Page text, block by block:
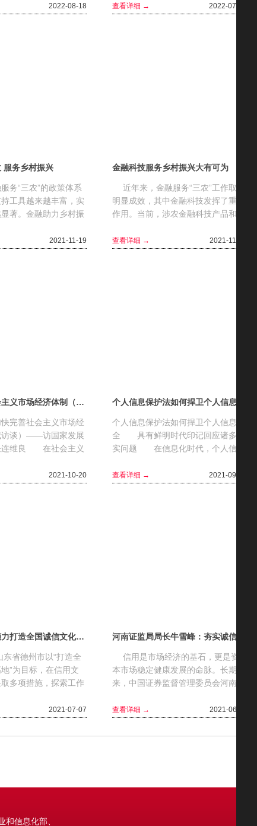
明网的...
2022-08-18
环境优化升级的重要抓手，不断健
查看详细 → 2022-07-14
服务乡村振兴
务“三农”的政策体系
工具越来越丰富，实
著。金融助力乡村振
中国财...
2021-11-19
金融科技服务乡村振兴大有可为
近年来，金融服务“三农”工作取得
明显成效，其中金融科技发挥了重要
作用。当前，涉农金融科技产品和服
进一步优化。金融科技如何...
查看详细 → 2021-11-04
加快完善社会主义市场经济体制（权威访谈）
完善社会主义市场经
访谈）——访国家发展
连维良 在社会主义
国经济发展获得巨
2021-10-20
个人信息保护法如何捍卫个人信息安
全 具有鲜明时代印记回应诸多现
实问题 在信息化时代，个人信息
接最现实的利益问题之一...
查看详细 → 2021-09-22
“大德之州”倾力打造全国诚信文化高地——专访山东省德州市发展改革委党组书记、主任王大山
省德州市以“打造全
”为目标，在信用文
多项措施，探索工作
建设不仅走在全...
2021-07-07
信用是市场经济的基石，更是资
本市场稳定健康发展的命脉。长期以
来，中国证券监督管理委员会河南监
建设为抓手，不断夯实市场诚信...
查看详细 → 2021-06-11
信息化部、